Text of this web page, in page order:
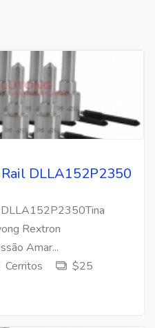
DLLA152P2350
DLLA152P2350Tina
Rextron
Amar...
Cerritos
$25